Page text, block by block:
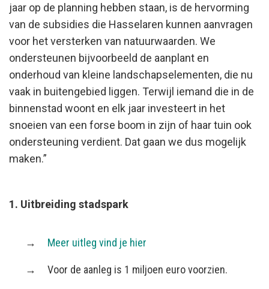
jaar op de planning hebben staan, is de hervorming
van de subsidies die Hasselaren kunnen aanvragen
voor het versterken van natuurwaarden. We
ondersteunen bijvoorbeeld de aanplant en
onderhoud van kleine landschapselementen, die nu
vaak in buitengebied liggen. Terwijl iemand die in de
binnenstad woont en elk jaar investeert in het
snoeien van een forse boom in zijn of haar tuin ook
ondersteuning verdient. Dat gaan we dus mogelijk
maken.”
1. Uitbreiding stadspark
Meer uitleg vind je hier
Voor de aanleg is 1 miljoen euro voorzien.